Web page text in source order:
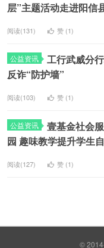
层”主题活动走进阳信
阅读(131) 赞 (1)
公益资讯
工行武威分
反诈“防护墙”
阅读(103) 赞 (1)
公益资讯
壹基金社会
园 趣味教学提升学生
阅读(127) 赞 (1)
©